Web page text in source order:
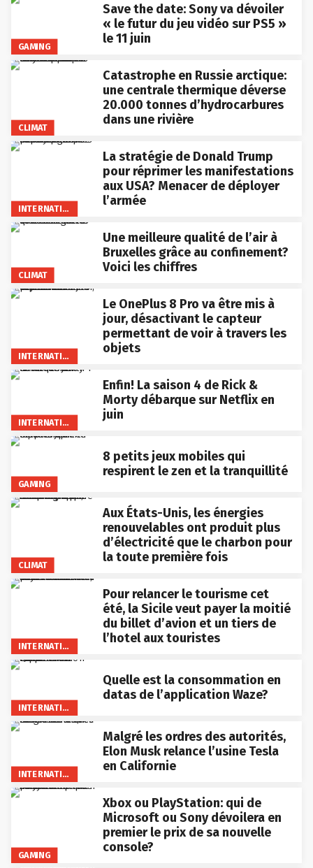
GAMING
Save the date: Sony va dévoiler
« le futur du jeu vidéo sur PS5 »
le 11 juin
CLIMAT
Catastrophe en Russie arctique:
une centrale thermique déverse
20.000 tonnes d’hydrocarbures
dans une rivière
INTERNATIONAL
La stratégie de Donald Trump
pour réprimer les manifestations
aux USA? Menacer de déployer
l’armée
CLIMAT
Une meilleure qualité de l’air à
Bruxelles grâce au confinement?
Voici les chiffres
INTERNATIONAL
Le OnePlus 8 Pro va être mis à
jour, désactivant le capteur
permettant de voir à travers les
objets
INTERNATIONAL
Enfin! La saison 4 de Rick &
Morty débarque sur Netflix en
juin
GAMING
8 petits jeux mobiles qui
respirent le zen et la tranquillité
CLIMAT
Aux États-Unis, les énergies
renouvelables ont produit plus
d’électricité que le charbon pour
la toute première fois
INTERNATIONAL
Pour relancer le tourisme cet
été, la Sicile veut payer la moitié
du billet d’avion et un tiers de
l’hotel aux touristes
INTERNATIONAL
Quelle est la consommation en
datas de l’application Waze?
INTERNATIONAL
Malgré les ordres des autorités,
Elon Musk relance l’usine Tesla
en Californie
GAMING
Xbox ou PlayStation: qui de
Microsoft ou Sony dévoilera en
premier le prix de sa nouvelle
console?